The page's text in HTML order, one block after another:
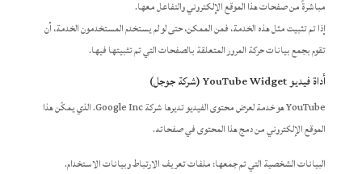
مباشرةً من صفحات هذا الموقع الإلكتروني والتفاعل معها.
إذا تم تثبيت مثل هذه الخدمة، فمن الممكن، حتى لو لم يستخدم المستخدمون الخدمة، أن
تقوم بجمع بيانات حركة المرور المتعلقة بالصفحات التي تم تثبيتها فيها.
أداة فيديو YouTube Widget (شركة جوجل)
YouTube هو خدمة لعرض محتوى الفيديو تديرها شركة Google Inc. الذي يمكّن هذا
الموقع الإلكتروني من دمج هذا المحتوى في صفحاته.
البيانات الشخصية التي تم جمعها: ملفات تعريف الارتباط وبيانات الاستخدام.